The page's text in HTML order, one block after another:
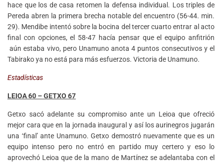
hace que los de casa retomen la defensa individual. Los triples de
Pereda abren la primera brecha notable del encuentro (56-44. min.
29). Mendibe intentó sobre la bocina del tercer cuarto entrar al acto
final con opciones, el 58-47 hacía pensar que el equipo anfitrión
aún estaba vivo, pero Unamuno anota 4 puntos consecutivos y el
Tabirako ya no está para más esfuerzos. Victoria de Unamuno.
Estadísticas
LEIOA 60 – GETXO 67
Getxo sacó adelante su compromiso ante un Leioa que ofreció
mejor cara que en la jornada inaugural y así los aurinegros jugarán
una ‘final’ ante Unamuno. Getxo demostró nuevamente que es un
equipo intenso pero no entró en partido muy certero y eso lo
aprovechó Leioa que de la mano de Martínez se adelantaba con el